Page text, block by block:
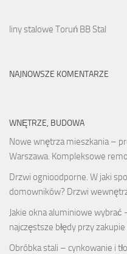
liny stalowe Toruń BB Stal
NAJNOWSZE KOMENTARZE
WNĘTRZE, BUDOWA
Nowe wnętrza mieszkania –
Warszawa. Kompleksowe
Drzwi ognioodporne. W jaki
domowników? Drzwi
Jakie okna aluminiowe
najczęstsze błędy przy
Obróbka stali – cynkowanie i